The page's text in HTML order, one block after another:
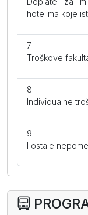
hotelima koje
Troškove
Individualne
I ostale